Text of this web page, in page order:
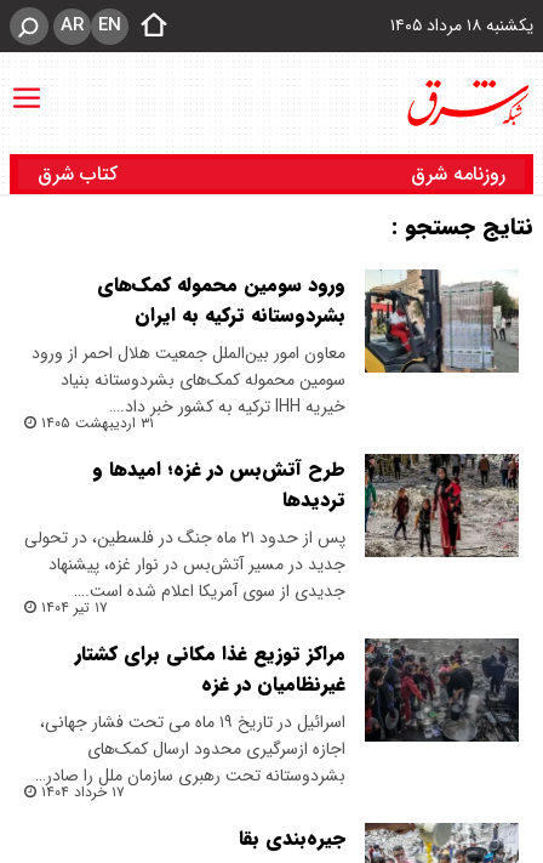
یکشنبه ۱۸ مرداد ۱۴۰۵ EN
AR
روزنامه شرق کتاب شرق
نتایج جستجو :
ورود سومین محموله کمک‌های
بشردوستانه ترکیه به ایران
معاون امور بین‌الملل جمعیت هلال احمر از ورود
سومین محموله کمک‌های بشردوستانه بنیاد
خیریه IHH ترکیه به کشور خبر داد.…
۳۱ اردیبهشت ۱۴۰۵
طرح آتش‎‌بس در غزه؛ امیدها و
تردیدها
پس از حدود ۲۱ ماه جنگ در فلسطین، در تحولی
جدید در مسیر آتش‌بس در نوار غزه، پیشنهاد
جدیدی از سوی آمریکا اعلام شده است.…
۱۷ تیر ۱۴۰۴
مراکز توزیع غذا مکانی برای کشتار
غیرنظامیان در غزه
اسرائیل در تاریخ ۱۹ ماه می ‌تحت فشار جهانی،
اجازه ازسرگیری محدود ارسال کمک‌های
بشردوستانه تحت رهبری سازمان ملل را صادر…
۱۷ خرداد ۱۴۰۴
جیره‌بندی بقا